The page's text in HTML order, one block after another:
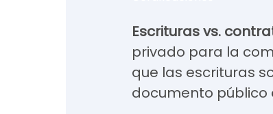
Escrituras vs.
privado para la
que las escrituras
documento público